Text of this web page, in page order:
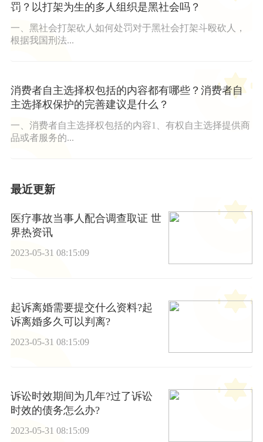
罚？以打架为生的多人组织是黑社会吗？
一、黑社会打架砍人如何处罚对于黑社会打架斗殴砍人，
根据我国刑法...
消费者自主选择权包括的内容都有哪些？消费者自
主选择权保护的完善建议是什么？
一、消费者自主选择权包括的内容1、有权自主选择提供商
品或者服务的...
最近更新
医疗事故当事人配合调查取证 世
界热资讯
2023-05-31 08:15:09
起诉离婚需要提交什么资料?起
诉离婚多久可以判离?
2023-05-31 08:15:09
诉讼时效期间为几年?过了诉讼
时效的债务怎么办?
2023-05-31 08:15:09